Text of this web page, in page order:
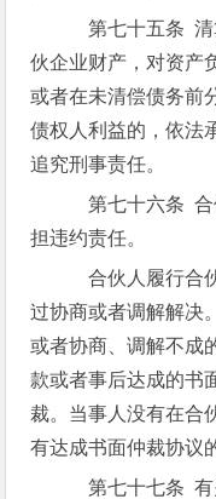
第七十五条 清
伙企业财产，对资产
或者在未清偿债务前
债权人利益的，依法
追究刑事责任。
第七十六条 合
担违约责任。
合伙人履行合
过协商或者调解解决
或者协商、调解不成
款或者事后达成的书
裁。当事人没有在合
有达成书面仲裁协议
第七十七条 有